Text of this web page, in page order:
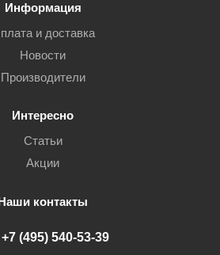
Информация
и доставка
Новости
Производители
Интересно
Статьи
Акции
контакты
+7 (495) 540-53-39